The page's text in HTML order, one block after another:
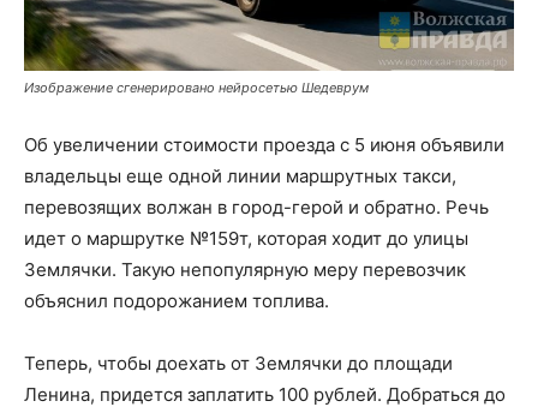
Изображение сгенерировано нейросетью Шедеврум
Об увеличении стоимости проезда с 5 июня объявили
владельцы еще одной линии маршрутных такси,
перевозящих волжан в город-герой и обратно. Речь
идет о маршрутке №159т, которая ходит до улицы
Землячки. Такую непопулярную меру перевозчик
объяснил подорожанием топлива.
Теперь, чтобы доехать от Землячки до площади
Ленина, придется заплатить 100 рублей. Добраться до